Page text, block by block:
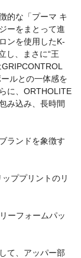
的な「プーマ キ
ーをまとって進
ンを使用したK-
し、まさに“王
ルとの一体感を
に、ORTHOLITE
み込み、長時間
ランドを象徴す
ププリントのリ
ーフォームパッ
て、アッパー部